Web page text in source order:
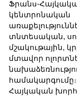
Ֆրանս-
կենտրոնական
տնտեսական,
մշակութային,
մտավոր
Հայկական